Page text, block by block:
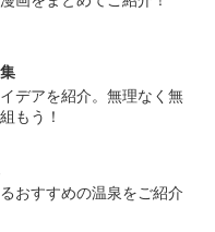
デアを紹介。無理なく無
もう！
おすすめの温泉をご紹介